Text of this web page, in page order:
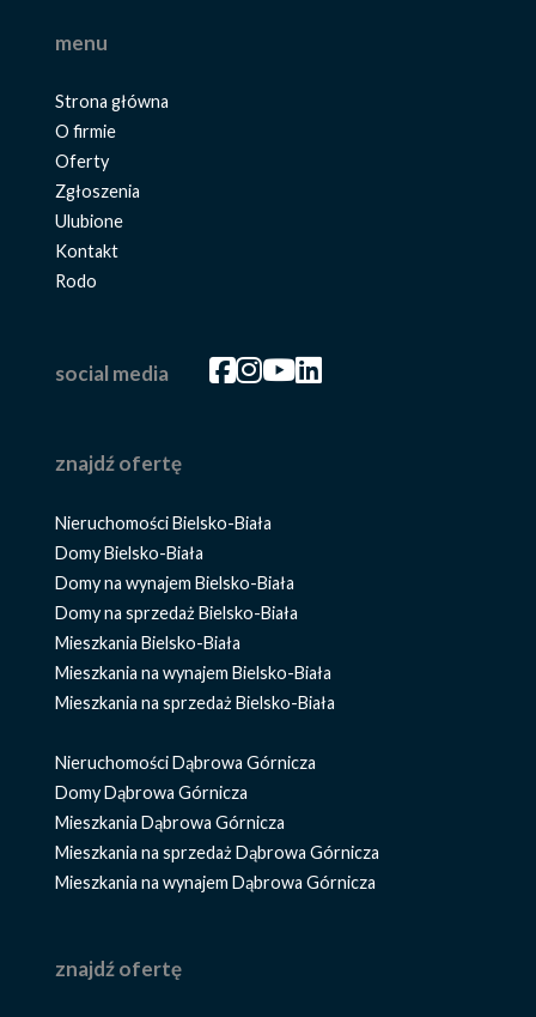
menu
Strona główna
O firmie
Oferty
Zgłoszenia
Ulubione
Kontakt
Rodo
social media Facebook
Facebook
Facebook
Facebook
znajdź ofertę
Nieruchomości Bielsko-Biała
Domy Bielsko-Biała
Domy na wynajem Bielsko-Biała
Domy na sprzedaż Bielsko-Biała
Mieszkania Bielsko-Biała
Mieszkania na wynajem Bielsko-Biała
Mieszkania na sprzedaż Bielsko-Biała
Nieruchomości Dąbrowa Górnicza
Domy Dąbrowa Górnicza
Mieszkania Dąbrowa Górnicza
Mieszkania na sprzedaż Dąbrowa Górnicza
Mieszkania na wynajem Dąbrowa Górnicza
znajdź ofertę